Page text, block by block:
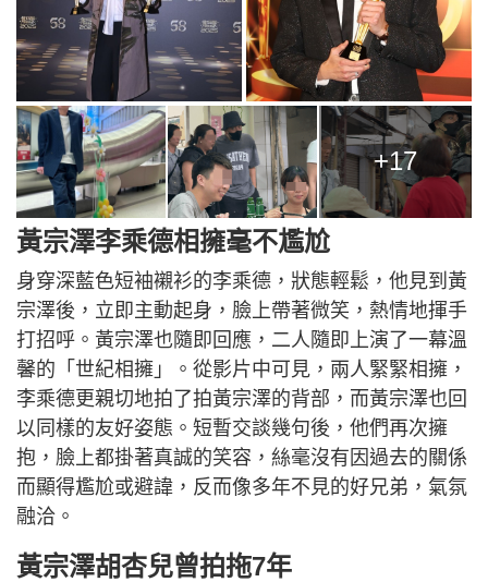
+17
黃宗澤李乘德相擁毫不尷尬
身穿深藍色短袖襯衫的李乘德，狀態輕鬆，他見到黃
宗澤後，立即主動起身，臉上帶著微笑，熱情地揮手
打招呼。黃宗澤也隨即回應，二人隨即上演了一幕溫
馨的「世紀相擁」。從影片中可見，兩人緊緊相擁，
李乘德更親切地拍了拍黃宗澤的背部，而黃宗澤也回
以同樣的友好姿態。短暫交談幾句後，他們再次擁
抱，臉上都掛著真誠的笑容，絲毫沒有因過去的關係
而顯得尷尬或避諱，反而像多年不見的好兄弟，氣氛
融洽。
黃宗澤胡杏兒曾拍拖7年